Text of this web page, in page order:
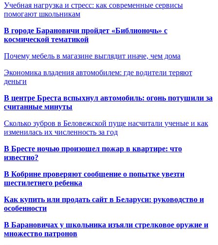
Учебная нагрузка и стресс: как современные сервисы
помогают школьникам
В городе Барановичи пройдет «Библионочь» с
космической тематикой
Почему мебель в магазине выглядит иначе, чем дома
Экономика владения автомобилем: где водители теряют
деньги
В центре Бреста вспыхнул автомобиль: огонь потушили за
считанные минуты
Сколько зубров в Беловежской пуще насчитали ученые и как
изменилась их численность за год
В Бресте ночью произошел пожар в квартире: что
известно?
В Кобрине проверяют сообщение о попытке увезти
шестилетнего ребенка
Как купить или продать сайт в Беларуси: руководство и
особенности
В Барановичах у школьника изъяли стрелковое оружие и
множество патронов